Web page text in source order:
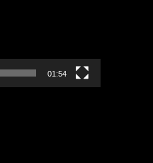
01:54